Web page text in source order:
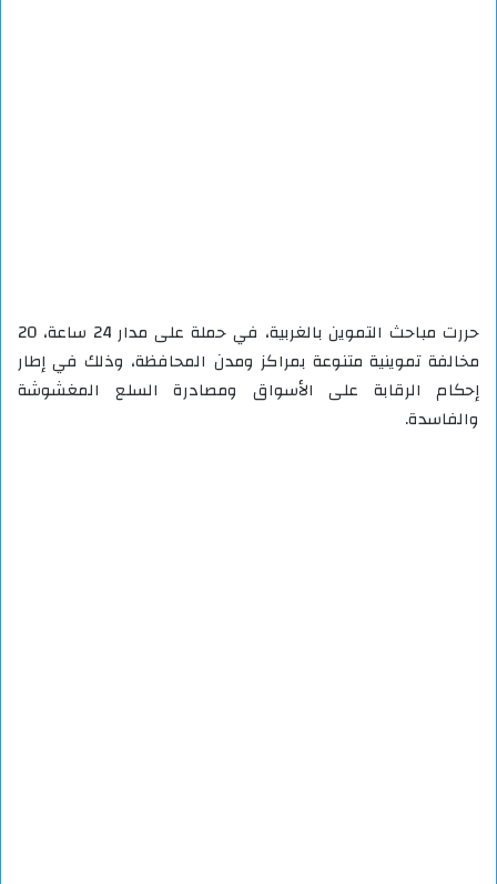
حررت مباحث التموين بالغربية، في حملة على مدار 24 ساعة، 20
مخالفة تموينية متنوعة بمراكز ومدن المحافظة، وذلك في إطار
إحكام الرقابة على الأسواق ومصادرة السلع المغشوشة
والفاسدة.